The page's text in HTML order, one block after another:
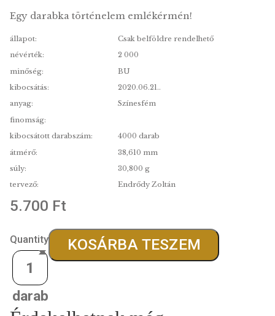
2020. évi Budapesti Értéktőzsde
színesfém emlékérme
Egy darabka történelem emlékérmén!
Csak belföldre rendelhető
névérték:
minőség:
BU
kibocsátás:
2020.06.21..
anyag: Színesfém
kibocsátott darabszám:
38,610 mm
súly:
30,800 g
tervező:
Endrődy Zoltán
5.700